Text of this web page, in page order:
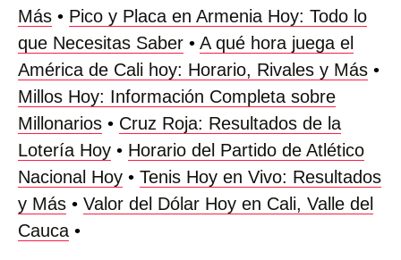
Más • Pico y Placa en Armenia Hoy: Todo lo
que Necesitas Saber • A qué hora juega el
América de Cali hoy: Horario, Rivales y Más •
Millos Hoy: Información Completa sobre
Millonarios • Cruz Roja: Resultados de la
Lotería Hoy • Horario del Partido de Atlético
Nacional Hoy • Tenis Hoy en Vivo: Resultados
y Más • Valor del Dólar Hoy en Cali, Valle del
Cauca •